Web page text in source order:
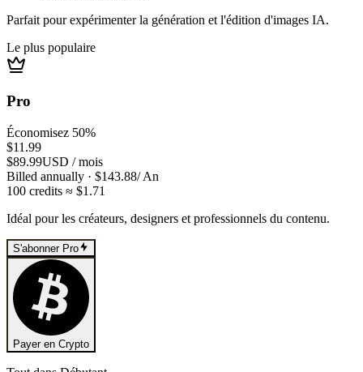
Parfait pour expérimenter la génération et l'édition d'images IA.
Le plus populaire
Pro
Économisez 50%
$11.99
$89.99USD /mois
Billed annually · $143.88/An
100 credits ≈ $1.71
Idéal pour les créateurs, designers et professionnels du contenu.
S'abonner Pro
Payer en Crypto